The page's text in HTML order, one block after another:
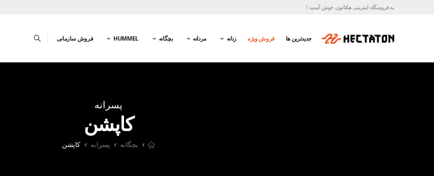
به فروشگاه اینترنتی هکتاتون خوش آمدید !
جدیدترین ها فروش ویژه زنانه مردانه بچگانه HUMMEL فروش سازمانی
پسرانه
کاپشن
بچگانه پسرانه کاپشن